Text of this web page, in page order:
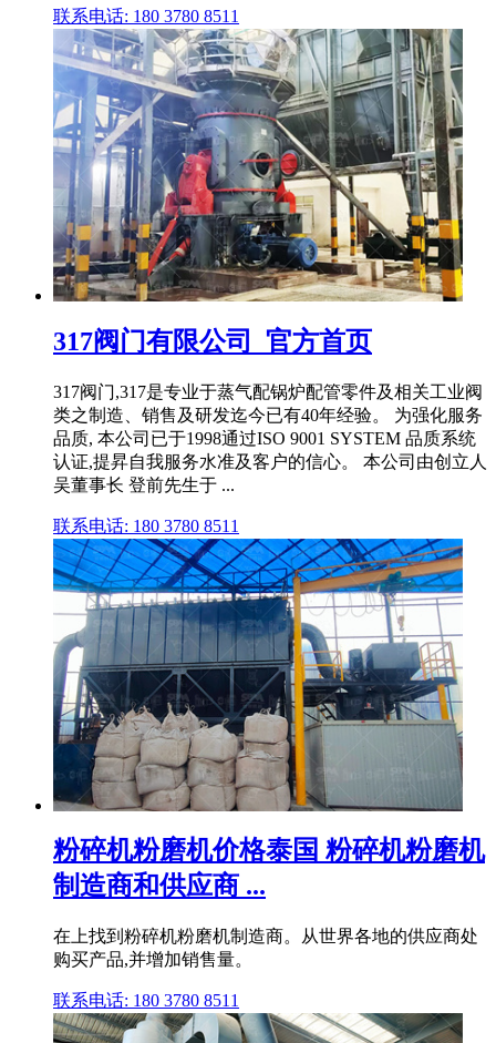
联系电话: 180 3780 8511
317阀门有限公司_官方首页
317阀门,317是专业于蒸气配锅炉配管零件及相关工业阀
类之制造、销售及研发迄今已有40年经验。 为强化服务
品质, 本公司已于1998通过ISO 9001 SYSTEM 品质系统
认证,提昇自我服务水准及客户的信心。 本公司由创立人
吴董事长 登前先生于 ...
联系电话: 180 3780 8511
粉碎机粉磨机价格泰国 粉碎机粉磨机
制造商和供应商 ...
在上找到粉碎机粉磨机制造商。从世界各地的供应商处
购买产品,并增加销售量。
联系电话: 180 3780 8511